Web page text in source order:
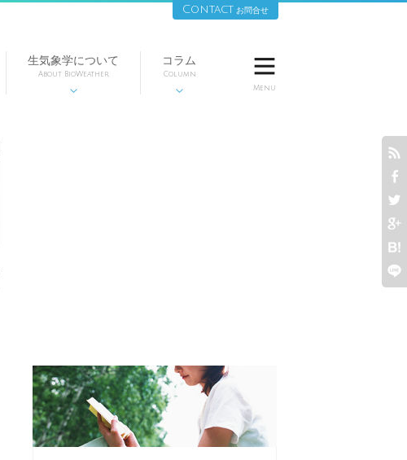
生気象学について
About BioWeather

コラム
Column


Menu






Contact お問合せ